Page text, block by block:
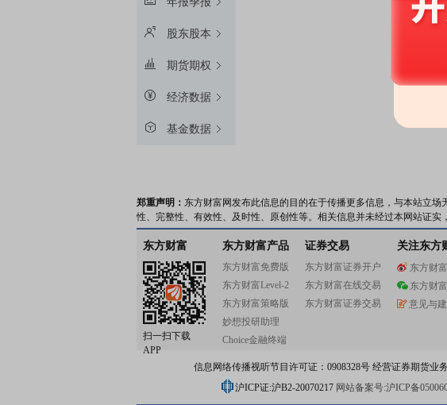
股东股本
期货期权
经济数据
基金数据
郑重声明： 东方财富网发布此信息的目的在于传播更多信息，与本站立
性、完整性、有效性、及时性、原创性等。相关信息并未经过本网站证实
东方财富
扫一扫下载
APP
东方财富产品
东方财富免费版
东方财富Level-2
东方财富策略版
妙想投研助理
Choice金融终端
证券交易
东方财富证券开户
东方财富在线交易
东方财富证券交易
关注东方
东方财
东方财
意见与
信息网络传播视听节目许可证：0908328号 经营证券期货业
沪ICP证:沪B2-20070217 网站备案号:沪ICP备